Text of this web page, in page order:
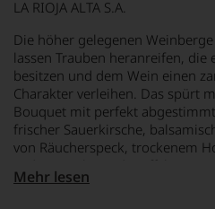
LA RIOJA ALTA S.A.
Die höher gelegenen
lassen Trauben heranreifen, die
besitzen und dem Wein einen
Charakter verleihen. Das spürt
Bouquet mit perfekt
frischer Sauerkirsche,
von Räucherspeck, trockenem
Wein so klassisch, wie man
Mehr lesen